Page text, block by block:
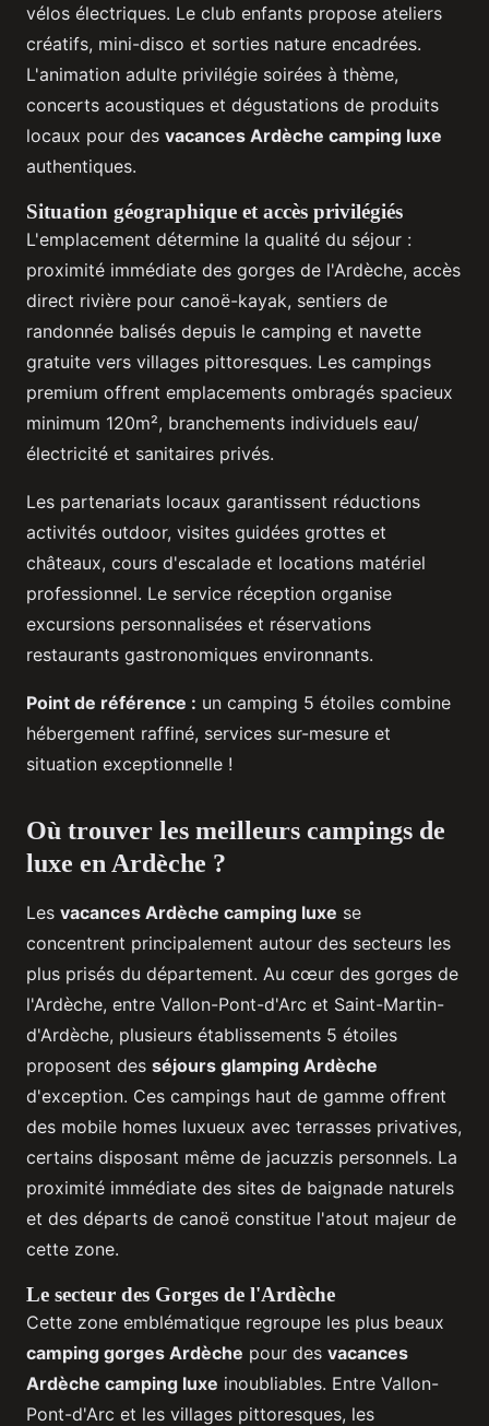
vélos électriques. Le club enfants propose ateliers
créatifs, mini-disco et sorties nature encadrées.
L'animation adulte privilégie soirées à thème,
concerts acoustiques et dégustations de produits
locaux pour des vacances Ardèche camping luxe
authentiques.
Situation géographique et accès privilégiés
L'emplacement détermine la qualité du séjour :
proximité immédiate des gorges de l'Ardèche, accès
direct rivière pour canoë-kayak, sentiers de
randonnée balisés depuis le camping et navette
gratuite vers villages pittoresques. Les campings
premium offrent emplacements ombragés spacieux
minimum 120m², branchements individuels eau/
électricité et sanitaires privés.
Les partenariats locaux garantissent réductions
activités outdoor, visites guidées grottes et
châteaux, cours d'escalade et locations matériel
professionnel. Le service réception organise
excursions personnalisées et réservations
restaurants gastronomiques environnants.
Point de référence : un camping 5 étoiles combine
hébergement raffiné, services sur-mesure et
situation exceptionnelle !
Où trouver les meilleurs campings de
luxe en Ardèche ?
Les vacances Ardèche camping luxe se
concentrent principalement autour des secteurs les
plus prisés du département. Au cœur des gorges de
l'Ardèche, entre Vallon-Pont-d'Arc et Saint-Martin-
d'Ardèche, plusieurs établissements 5 étoiles
proposent des séjours glamping Ardèche
d'exception. Ces campings haut de gamme offrent
des mobile homes luxueux avec terrasses privatives,
certains disposant même de jacuzzis personnels. La
proximité immédiate des sites de baignade naturels
et des départs de canoë constitue l'atout majeur de
cette zone.
Le secteur des Gorges de l'Ardèche
Cette zone emblématique regroupe les plus beaux
camping gorges Ardèche pour des vacances
Ardèche camping luxe inoubliables. Entre Vallon-
Pont-d'Arc et les villages pittoresques, les